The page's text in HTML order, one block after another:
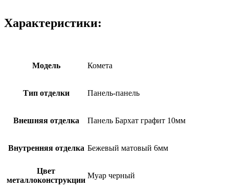
матовый
Характеристики:
Модель Комета
Тип отделки Панель-панель
Внешняя отделка Панель Бархат графит 10мм
Внутренняя отделка Бежевый матовый 6мм
Цвет
металлоконструкции
Муар черный